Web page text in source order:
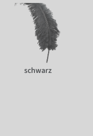
schwarz